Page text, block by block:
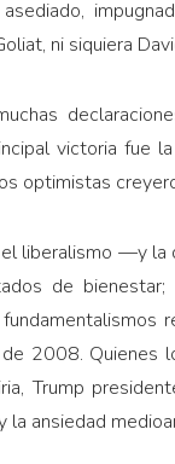
ni si­quiera
victoria fue
optimistas
liberalismo —y
de
2008.
Trump
la ansiedad